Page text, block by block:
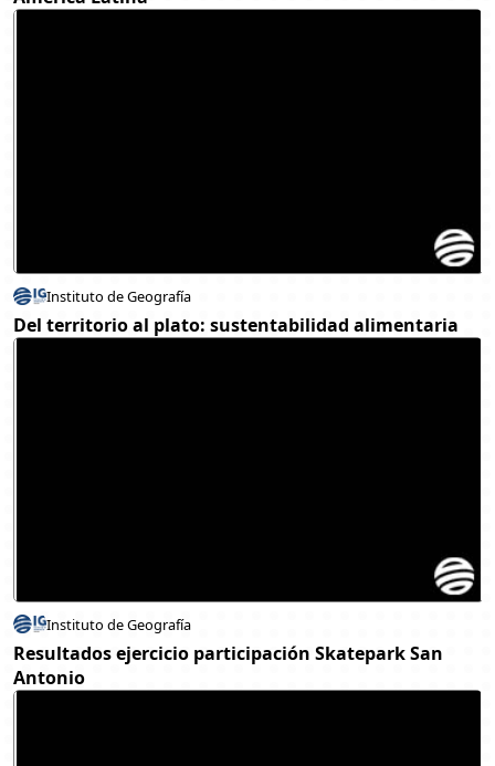
Instituto de Geografía
Del territorio al plato: sustentabilidad alimentaria
Instituto de Geografía
Resultados ejercicio participación Skatepark San
Antonio